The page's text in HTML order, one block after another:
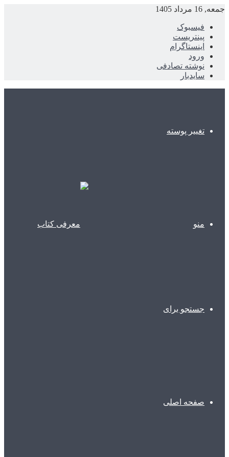
جمعه, 16 مرداد 1405
فیسبوک
پینتریست
اینستاگرام
ورود
نوشته تصادفی
سایدبار
تغییر پوسته
منو
جستجو برای
صفحه اصلی